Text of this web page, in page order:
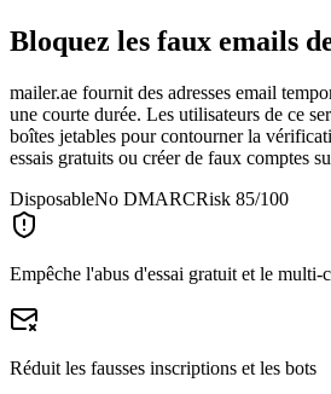
Bloquez les faux emails
mailer.ae fournit des adresses email
une courte durée. Les utilisateurs de ce
boîtes jetables pour contourner la
essais gratuits ou créer de faux comptes
DisposableNo DMARCRisk 85/100
Empêche l'abus d'essai gratuit et le multi-
Réduit les fausses inscriptions et les bots